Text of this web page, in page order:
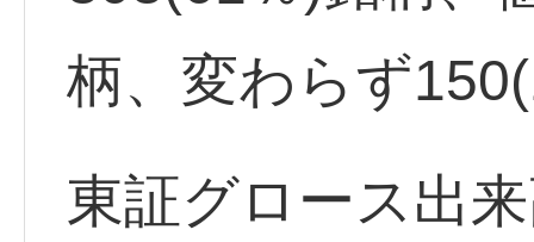
柄、変わらず
東証グロース出